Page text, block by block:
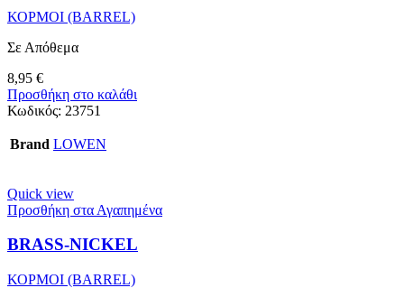
ΚΟΡΜΟΙ (BARREL)
Σε Απόθεμα
8,95 €
Προσθήκη στο καλάθι
Κωδικός: 23751
Brand LOWEN
Quick view
Προσθήκη στα Αγαπημένα
BRASS-NICKEL
ΚΟΡΜΟΙ (BARREL)